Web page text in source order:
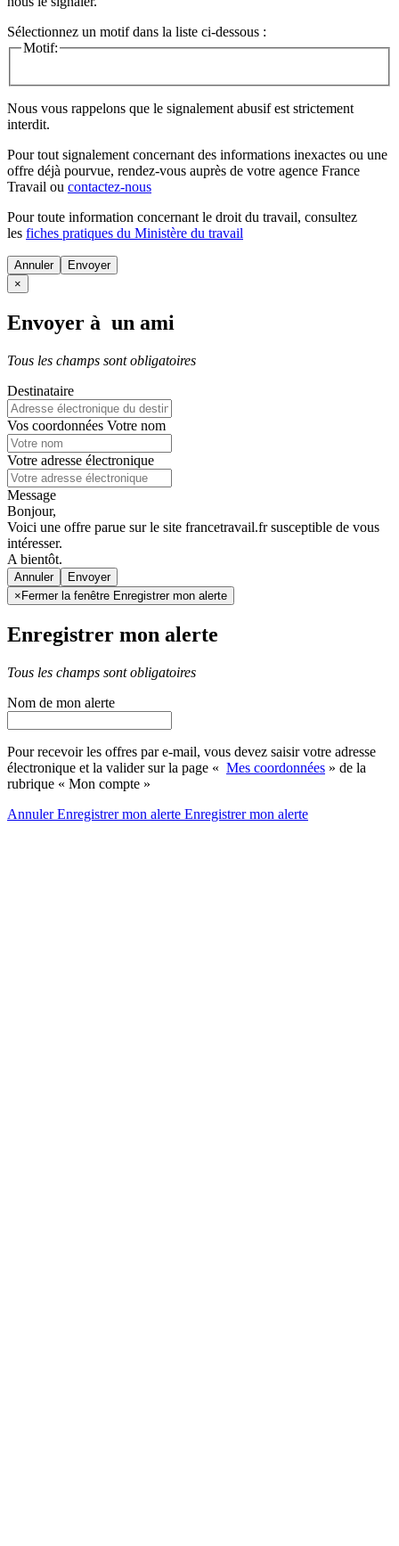
Sélectionnez un motif dans la liste ci-dessous :
Motif:
Nous vous rappelons que le signalement abusif est strictement
interdit.
Pour tout signalement concernant des informations inexactes ou une
offre déjà pourvue, rendez-vous auprès de votre agence France
Travail ou contactez-nous
Pour toute information concernant le droit du travail, consultez
les fiches pratiques du Ministère du travail
Annuler
×
Envoyer à un ami
Tous les champs sont obligatoires
Destinataire
Vos coordonnées Votre nom
Votre adresse électronique
Message
Bonjour,
Voici une offre parue sur le site francetravail.fr susceptible de vous
intéresser.
A bientôt.
Annuler
× Fermer la fenêtre Enregistrer mon alerte
Enregistrer mon alerte
Tous les champs sont obligatoires
Nom de mon alerte
Pour recevoir les offres par e-mail, vous devez saisir votre adresse
électronique et la valider sur la page « Mes coordonnées » de la
rubrique « Mon compte »
AnnulerEnregistrer mon alerte Enregistrermon alerte